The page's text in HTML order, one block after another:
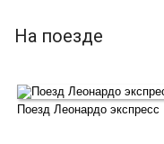
На поезде
Поезд Леонардо экспресс